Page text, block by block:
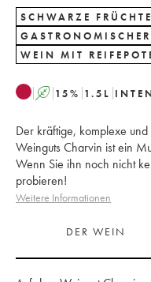
SCHWARZE FRÜCHTE
WEIN MIT
A 15% 1.5 L
Der kräftige, komplexe
Weinguts Charvin ist ein
Wenn Sie ihn noch nicht
probieren!
Weitere Informationen
DER WEIN